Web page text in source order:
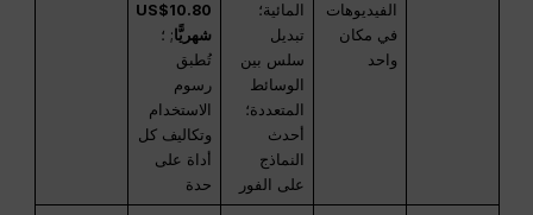
الفيديوهات
في مكان
واحد
المائية؛
تبديل
سلس بين
الوسائط
المتعددة؛
أحدث
النماذج
على الفور
US$10.80
شهريًّا; ؛
تُطبق
رسوم
الاستخدام
وتكاليف كل
أداة على
حدة